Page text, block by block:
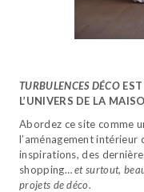
TURBULENCES DÉCO
L’UNIVERS DE LA
Abordez ce site comme
l’aménagement intérieur
inspirations, des
shopping…et surtout,
projets de déco.